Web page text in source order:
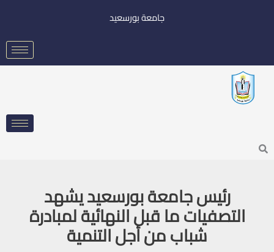
جامعة بورسعيد
Search
رئيس جامعة بورسعيد يشهد
التصفيات ما قبل النهائية لمبادرة
شباب من أجل التنمية